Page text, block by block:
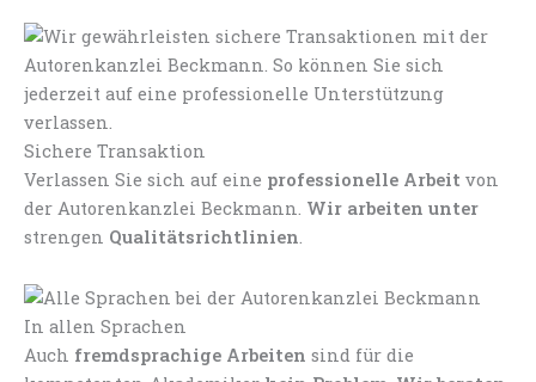
Sichere Transaktion
Verlassen Sie sich auf eine professionelle Arbeit von
der Autorenkanzlei Beckmann. Wir arbeiten unter
strengen Qualitätsrichtlinien.
In allen Sprachen
Auch fremdsprachige Arbeiten sind für die